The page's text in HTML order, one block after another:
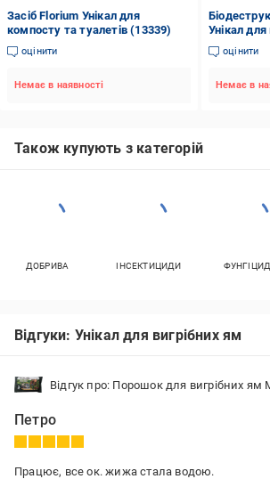
Засіб Florium Унікал для
компосту та туалетів (13339)
оцінити
Немає в наявності
Унікал
туалетів/
відходів
оцінити
Немає в
Також купують з категорій
ДОБРИВА ІНСЕКТИЦИДИ
Відгуки: Унікал для вигрібних ям
Відгук про: Порошок для вигрібних ям
Петро
Працює, все ок. жижа стала водою.